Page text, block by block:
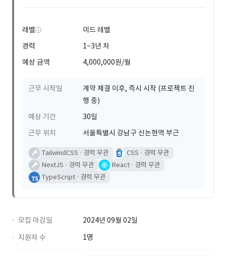
레벨
미드 레벨
경력
1~3년 차
예상 금액
4,000,000원/월
근무 시작일
계약 체결 이후, 즉시 시작 (프로젝트 진
행 중)
예상 기간
30일
근무 위치
서울특별시 강남구 신논현역 부근
TailwindCSS 경력 무관 CSS
경력 무관
NextJS
경력 무관 React
경력 무관
TypeScript
경력 무관
모집 마감일
2024년 09월 02일
지원자 수
1명